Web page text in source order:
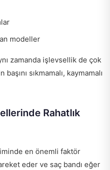
modeller
zamanda işlevsellik de çok
sıkmamalı, kaymamalı
Rahatlık
en önemli faktör
eder ve saç bandı eğer